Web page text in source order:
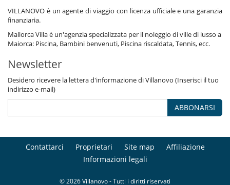
VILLANOVO è un agente di viaggio con licenza ufficiale e una garanzia
finanziaria.
Mallorca Villa è un'agenzia specializzata per il noleggio di ville di lusso a
Maiorca: Piscina, Bambini benvenuti, Piscina riscaldata, Tennis, ecc.
Newsletter
Desidero ricevere la lettera d'informazione di Villanovo (Inserisci il tuo
indirizzo e-mail)
ABBONARSI
Contattarci Proprietari Site map
Affiliazione
Informazioni legali
© 2026 Villanovo - Tutti i diritti riservati